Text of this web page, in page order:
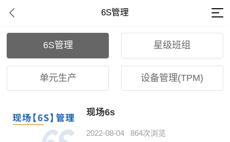
6S管理
6S管理 星级班组
单元生产 设备管理(TPM)
现场6s
2022-08-04 864次浏览